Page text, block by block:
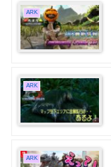
ARK
ARK
ARK